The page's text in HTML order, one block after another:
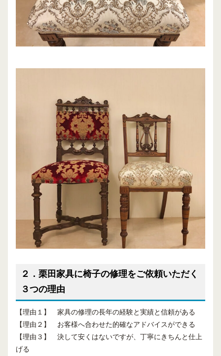
２．栗田家具に椅子の修理をご依頼いただく
３つの理由
【理由１】 家具の修理の長年の経験と実績と信頼がある
【理由２】 お客様へ合わせた的確なアドバイスができる
【理由３】 決して安くはないですが、丁寧にきちんと仕上
げる